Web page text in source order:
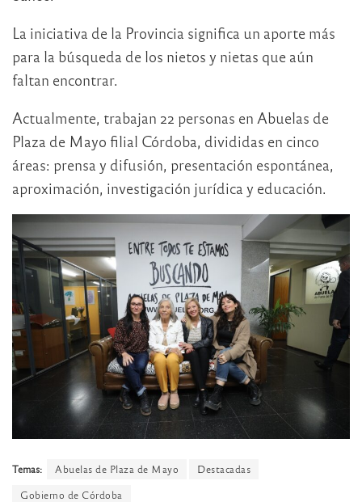
La iniciativa de la Provincia significa un aporte más
para la búsqueda de los nietos y nietas que aún
faltan encontrar.
Actualmente, trabajan 22 personas en Abuelas de
Plaza de Mayo filial Córdoba, divididas en cinco
áreas: prensa y difusión, presentación espontánea,
aproximación, investigación jurídica y educación.
Temas: Abuelas de Plaza de Mayo
Destacadas
Gobierno de Córdoba